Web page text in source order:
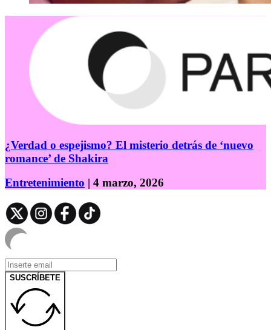
¿Verdad o espejismo? El misterio detrás de ‘nuevo
romance’ de Shakira
Entretenimiento | 4 marzo, 2026
SUSCRÍBETE